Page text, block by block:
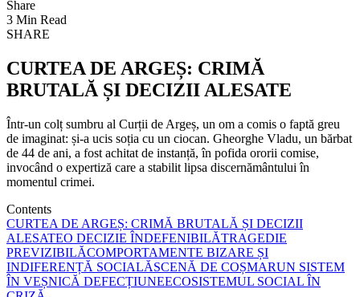
Share
3 Min Read
SHARE
CURTEA DE ARGEȘ: CRIMĂ
BRUTALĂ ȘI DECIZII ALESATE
Într-un colț sumbru al Curții de Argeș, un om a comis o faptă greu
de imaginat: și-a ucis soția cu un ciocan. Gheorghe Vladu, un bărbat
de 44 de ani, a fost achitat de instanță, în pofida ororii comise,
invocând o expertiză care a stabilit lipsa discernământului în
momentul crimei.
Contents
CURTEA DE ARGEȘ: CRIMĂ BRUTALĂ ȘI DECIZII
ALESATEO DECIZIE ÎNDEFENIBILĂTRAGEDIE
PREVIZIBILĂCOMPORTAMENTE BIZARE ȘI
INDIFERENȚĂ SOCIALĂSCENĂ DE COȘMARUN SISTEM
ÎN VEȘNICĂ DEFECȚIUNEECOSISTEMUL SOCIAL ÎN